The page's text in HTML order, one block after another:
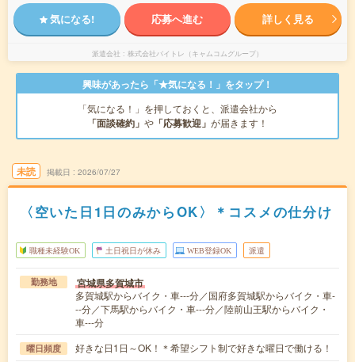
気になる! 応募へ進む 詳しく見る
派遣会社 株式会社バイトレ（キャムコムグループ）
興味があったら「★気になる！」をタップ！
「気になる！」を押しておくと、派遣会社から
「面談確約」 や 「応募歓迎」 が届きます！
未読 掲載日 2026/07/27
〈空いた日1日のみからOK〉＊コスメの仕分け
職種未経験OK 土日祝日が休み WEB登録OK 派遣
勤務地 宮城県多賀城市
多賀城駅からバイク・車---分／国府多賀城駅からバイク・車-
--分／下馬駅からバイク・車---分／陸前山王駅からバイク・
車---分
曜日頻度 好きな日1日～OK！＊希望シフト制で好きな曜日で働ける！